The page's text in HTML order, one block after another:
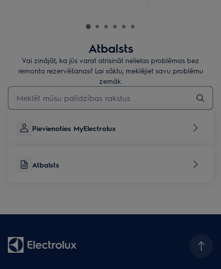
Atbalsts
Vai zinājāt, ka jūs varat atrisināt nelielas problēmas bez
remonta rezervēšanas? Lai sāktu, meklējiet savu problēmu
zemāk.
Rakstiet, lai meklētu rakstus par atbalstu
Pievienoties MyElectrolux
Atbalsts